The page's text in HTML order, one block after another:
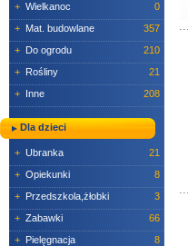
+ Wielkanoc
0
+ Mat. budowlane
357
+ Do ogrodu
210
+ Rośliny
21
+ Inne 208
Dla dzieci
+ Ubranka
21
+ Opiekunki
8
+ Przedszkola,żłobki
3
+ Zabawki
66
+ Pielęgnacja
8